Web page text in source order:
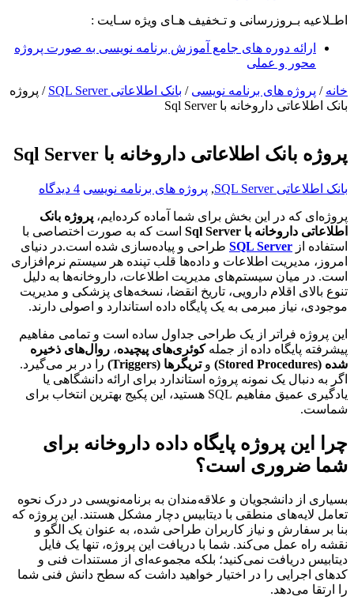
اطـلاعیه بـروزرسانی و تـخفیف هـای ویژه سـایت :
ارائه دوره های جامع آموزش برنامه نویسی به صورت پروژه
محور و عملی
خانه / پروژه های برنامه نویسی / بانک اطلاعاتی SQL Server / پروژه
بانک اطلاعاتی داروخانه با Sql Server
پروژه بانک اطلاعاتی داروخانه با Sql Server
بانک اطلاعاتی SQL Server , پروژه های برنامه نویسی 4 دیدگاه
پروژه‌ای که در این بخش برای شما آماده کرده‌ایم، پروژه بانک
اطلاعاتی داروخانه با Sql Server
است که به صورت اختصاصی با
استفاده از SQL Server طراحی و پیاده‌سازی شده است.در دنیای
امروز، مدیریت اطلاعات و داده‌ها قلب تپنده هر سیستم نرم‌افزاری
است. در میان سیستم‌های مدیریت اطلاعات، داروخانه‌ها به دلیل
تنوع بالای اقلام دارویی، تاریخ انقضا، نسخه‌های پزشکی و مدیریت
موجودی، نیاز مبرمی به یک پایگاه داده استاندارد و اصولی دارند.
این پروژه فراتر از یک طراحی جداول ساده است و تمامی مفاهیم
پیشرفته پایگاه داده از جملهکوئری‌های پیچیده، روال‌های ذخیره
شده (Stored Procedures)
وتریگرها (Triggers)
را در بر می‌گیرد.
اگر به دنبال یک نمونه پروژه استاندارد برای ارائه دانشگاهی یا
یادگیری عمیق مفاهیم SQL هستید، این پکیج بهترین انتخاب برای
شماست.
چرا این پروژه پایگاه داده داروخانه برای
شما ضروری است؟
بسیاری از دانشجویان و علاقه‌مندان به برنامه‌نویسی در درک نحوه
تعامل لایه‌های منطقی با دیتابیس دچار مشکل هستند. این پروژه که
بنا بر سفارش و نیاز کاربران طراحی شده، به عنوان یک الگو و
نقشه راه عمل می‌کند. شما با دریافت این پروژه، تنها یک فایل
دیتابیس دریافت نمی‌کنید؛ بلکه مجموعه‌ای از مستندات فنی و
کدهای اجرایی را در اختیار خواهید داشت که سطح دانش فنی شما
را ارتقا می‌دهد.